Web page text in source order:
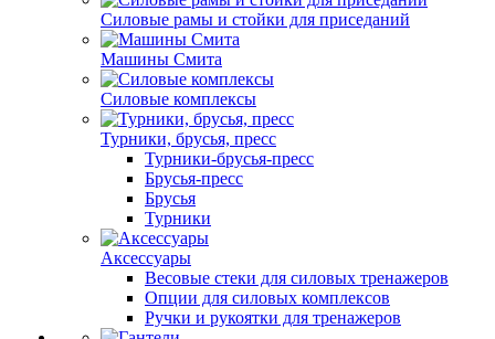
Силовые рамы и стойки для приседаний
Машины Смита
Силовые комплексы
Турники, брусья, пресс
Турники-брусья-пресс
Брусья-пресс
Брусья
Турники
Аксессуары
Весовые стеки для силовых тренажеров
Опции для силовых комплексов
Ручки и рукоятки для тренажеров